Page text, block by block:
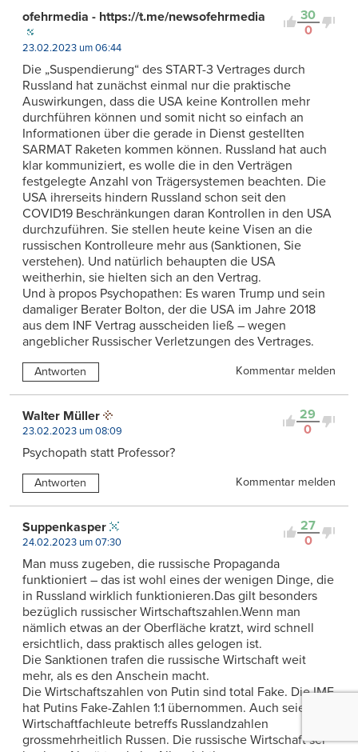
30
0
ofehrmedia - https://t.me/newsofehrmedia
23.02.2023 um 06:44
Die „Suspendierung“ des START-3 Vertrages durch
Russland hat zunächst einmal nur die praktische
Auswirkungen, dass die USA keine Kontrollen mehr
durchführen können und somit nicht so einfach an
Informationen über die gerade in Dienst gestellten
SARMAT Raketen kommen können. Russland hat auch
klar kommuniziert, es wolle die in den Verträgen
festgelegte Anzahl von Trägersystemen beachten. Die
USA ihrerseits hindern Russland schon seit den
COVID19 Beschränkungen daran Kontrollen in den USA
durchzuführen. Sie stellen heute keine Visen an die
russischen Kontrolleure mehr aus (Sanktionen, Sie
verstehen). Und natürlich behaupten die USA
weitherhin, sie hielten sich an den Vertrag.
Und à propos Psychopathen: Es waren Trump und sein
damaliger Berater Bolton, der die USA im Jahre 2018
aus dem INF Vertrag ausscheiden ließ – wegen
angeblicher Russischer Verletzungen des Vertrages.
Antworten Kommentar melden
29
0
Walter Müller
23.02.2023 um 08:09
Psychopath statt Professor?
Antworten Kommentar melden
27
0
Suppenkasper
24.02.2023 um 07:30
Man muss zugeben, die russische Propaganda
funktioniert – das ist wohl eines der wenigen Dinge, die
in Russland wirklich funktionieren.Das gilt besonders
bezüglich russischer Wirtschaftszahlen.Wenn man
nämlich etwas an der Oberfläche kratzt, wird schnell
ersichtlich, dass praktisch alles gelogen ist.
Die Sanktionen trafen die russische Wirtschaft weit
mehr, als es den Anschein macht.
Die Wirtschaftszahlen von Putin sind total Fake. Die IMF
hat Putins Fake-Zahlen 1:1 übernommen. Auch seien die
Wirtschaftfachleute betreffs Russlandzahlen
grossmehrheitlich Russen. Die russische Wirtschaft sei